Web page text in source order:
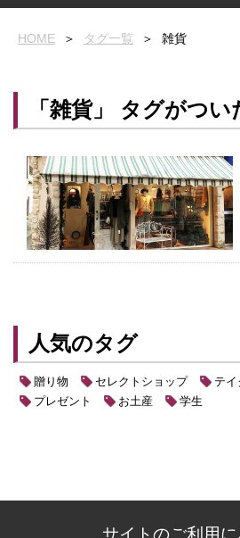
HOME ＞ タグ一覧 ＞ 雑貨
「雑貨」 タグがつい
人気のタグ
贈り物 セレクトショップ テ
プレゼント
お土産 学生
サイトのご利用